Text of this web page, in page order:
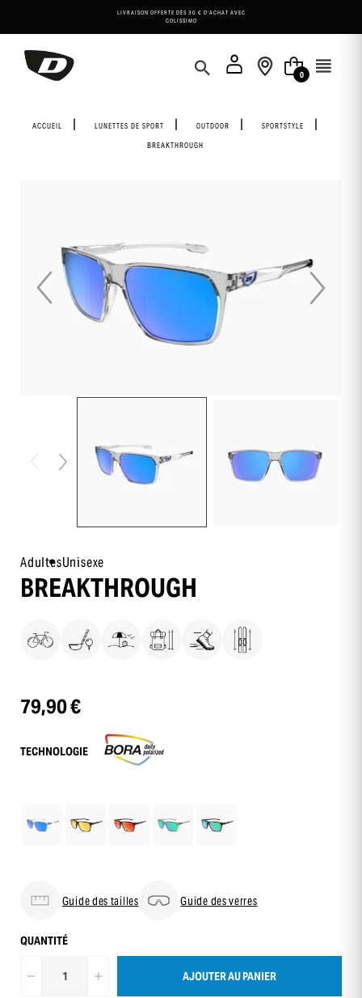
LIVRAISON OFFERTE DÈS 30 € D'ACHAT AVEC
COLISSIMO
0
ACCUEIL LUNETTES DE SPORT OUTDOOR
SPORTSTYLE
BREAKTHROUGH
AdultesUnisexe
BREAKTHROUGH
79,90 €
TECHNOLOGIE
Guide des tailles Guide des verres
QUANTITÉ
AJOUTER AU PANIER